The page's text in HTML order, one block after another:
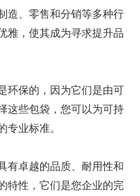
造、零售和分销等多种行
雅，使其成为寻求提升品
环保的，因为它们是由可
这些包袋，您可以为可持
业标准。
有卓越的品质、耐用性和
特性，它们是您企业的完